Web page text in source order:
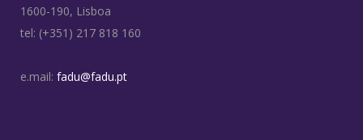
1600-190, Lisboa
tel: (+351) 217 818 160
e.mail: fadu@fadu.pt